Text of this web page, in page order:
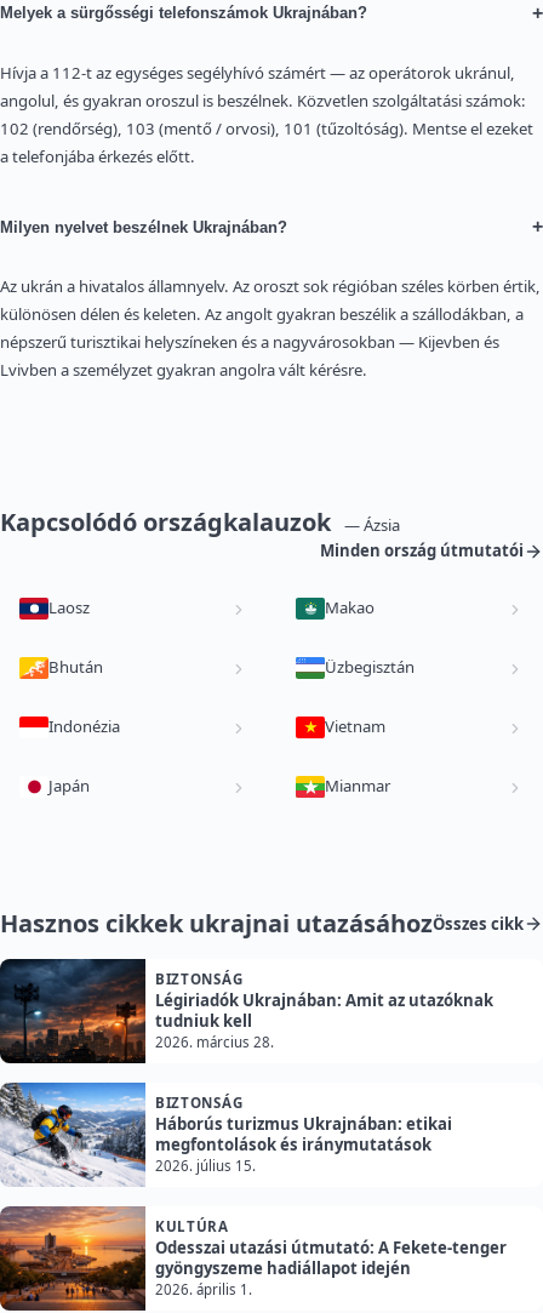
Melyek a sürgősségi telefonszámok Ukrajnában? +
Hívja a 112-t az egységes segélyhívó számért — az operátorok ukránul,
angolul, és gyakran oroszul is beszélnek. Közvetlen szolgáltatási számok:
102 (rendőrség), 103 (mentő / orvosi), 101 (tűzoltóság). Mentse el ezeket
a telefonjába érkezés előtt.
Milyen nyelvet beszélnek Ukrajnában? +
Az ukrán a hivatalos államnyelv. Az oroszt sok régióban széles körben értik,
különösen délen és keleten. Az angolt gyakran beszélik a szállodákban, a
népszerű turisztikai helyszíneken és a nagyvárosokban — Kijevben és
Lvivben a személyzet gyakran angolra vált kérésre.
Kapcsolódó országkalauzok
— Ázsia
Minden ország útmutatói
Laosz Makao
Bhután Üzbegisztán
Indonézia Vietnam
Japán Mianmar
Hasznos cikkek ukrajnai utazásáhozÖsszes cikk
BIZTONSÁG
Légiriadók Ukrajnában: Amit az utazóknak
tudniuk kell
2026. március 28.
BIZTONSÁG
Háborús turizmus Ukrajnában: etikai
megfontolások és iránymutatások
2026. július 15.
KULTÚRA
Odesszai utazási útmutató: A Fekete-tenger
gyöngyszeme hadiállapot idején
2026. április 1.